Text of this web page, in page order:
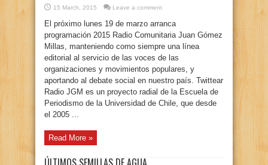
15 March, 2015 Leave a comment
El próximo lunes 19 de marzo arranca
programación 2015 Radio Comunitaria Juan Gómez
Millas, manteniendo como siempre una línea
editorial al servicio de las voces de las
organizaciones y movimientos populares, y
aportando al debate social en nuestro país. Twittear
Radio JGM es un proyecto radial de la Escuela de
Periodismo de la Universidad de Chile, que desde
el 2005 ...
Read More »